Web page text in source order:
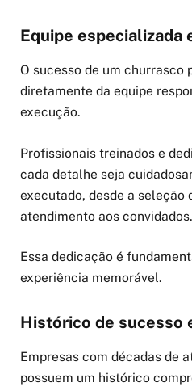
Equipe especializada
O sucesso de um churrasco
diretamente da equipe
execução.
Profissionais treinados e
cada detalhe seja
executado, desde a seleção
atendimento aos convidados.
Essa dedicação é
experiência memorável.
Histórico de sucesso
Empresas com décadas de
possuem um histórico